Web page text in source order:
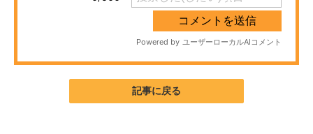
AI活用のいまが分かる
記事に戻る